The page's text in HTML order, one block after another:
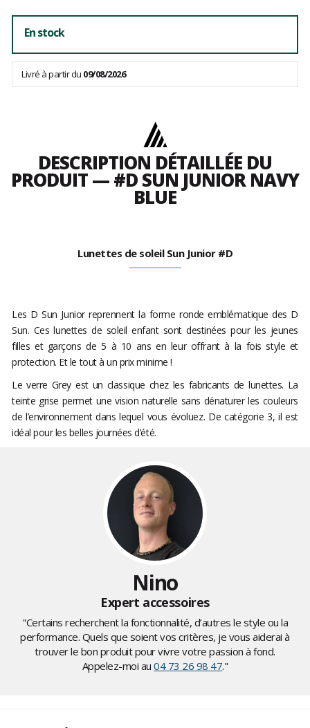
En stock
Livré à partir du 09/08/2026
DESCRIPTION DÉTAILLÉE DU
PRODUIT — #D SUN JUNIOR NAVY
BLUE
Lunettes de soleil Sun Junior #D
Les D Sun Junior reprennent la forme ronde emblématique des D
Sun. Ces lunettes de soleil enfant sont destinées pour les jeunes
filles et garçons de 5 à 10 ans en leur offrant à la fois style et
protection. Et le tout à un prix minime !
Le verre Grey est un classique chez les fabricants de lunettes. La
teinte grise permet une vision naturelle sans dénaturer les couleurs
de l’environnement dans lequel vous évoluez. De catégorie 3, il est
idéal pour les belles journées d’été.
Nino
Expert accessoires
"Certains recherchent la fonctionnalité, d’autres le style ou la
performance. Quels que soient vos critères, je vous aiderai à
trouver le bon produit pour vivre votre passion à fond.
Appelez-moi au04 73 26 98 47."